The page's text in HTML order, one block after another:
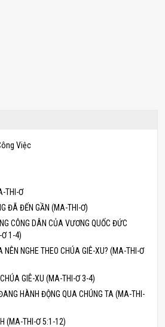
Việc
THI-Ơ
ĐÃ ĐẾN GẦN (MA-THI-Ơ)
CÔNG DÂN CỦA VƯƠNG QUỐC ĐỨC
1-4)
NÊN NGHE THEO CHÚA GIÊ-XU? (MA-THI-Ơ
GIÊ-XU (MA-THI-Ơ 3-4)
HÀNH ĐỘNG QUA CHÚNG TA (MA-THI-
(MA-THI-Ơ 5:1-12)